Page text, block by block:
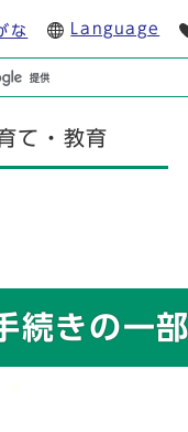
な Language
て・教育
続きの一